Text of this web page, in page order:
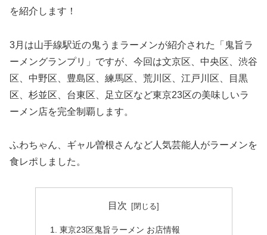
を紹介します！
3月は山手線駅近の鬼うまラーメンが紹介された「鬼旨ラ
ーメングランプリ」ですが、今回は文京区、中央区、渋谷
区、中野区、豊島区、練馬区、荒川区、江戸川区、目黒
区、杉並区、台東区、足立区など東京23区の美味しいラ
ーメン店を完全制覇します。
ふわちゃん、ギャル曽根さんなど人気芸能人がラーメンを
食レポしました。
目次
東京23区鬼旨ラーメン お店情報